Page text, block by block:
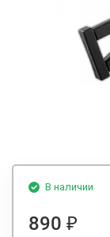
В наличии
890 ₽